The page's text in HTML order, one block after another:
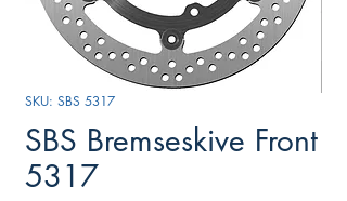
SKU: SBS 5317
SBS Bremseskive Front
5317